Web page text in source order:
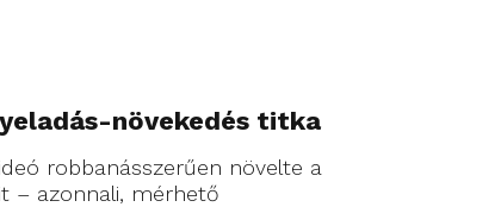
növekedés titka
robbanásszerűen növelte a
– azonnali, mérhető